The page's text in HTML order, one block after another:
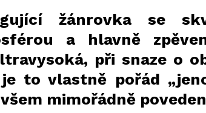
žánrovka se
a hlavně
při snaze o
to vlastně pořád
mimořádně